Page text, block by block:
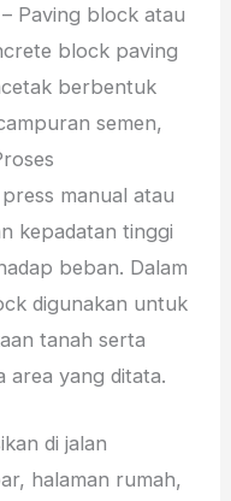
Paving block atau
block paving
berbentuk
semen,
manual atau
kepadatan tinggi
beban. Dalam
digunakan untuk
tanah serta
area yang ditata.
di jalan
halaman rumah,